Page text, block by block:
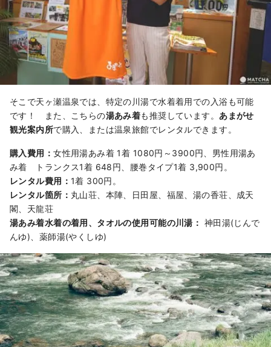
そこで天ヶ瀬温泉では、特定の川湯で水着着用での入浴も可能
です！ また、こちらの湯あみ着も推奨しています。あまがせ
観光案内所で購入、または温泉旅館でレンタルできます。
購入費用：女性用湯あみ着 1着 1080円～3900円、男性用湯あ
み着 トランクス1着 648円、腰巻タイプ1着 3,900円。
レンタル費用： 1着 300円。
レンタル箇所： 丸山荘、本陣、日田屋、福屋、湯の香荘、成天
閣、天龍荘
湯あみ着水着の着用、タオルの使用可能の川湯： 神田湯(じんで
んゆ)、薬師湯(やくしゆ)